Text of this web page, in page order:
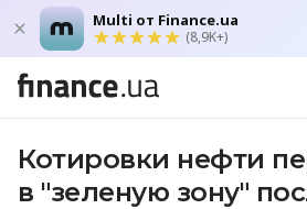
Multi от Finance.ua
(8,9K+)
Котировки нефти
в "зеленую зону"